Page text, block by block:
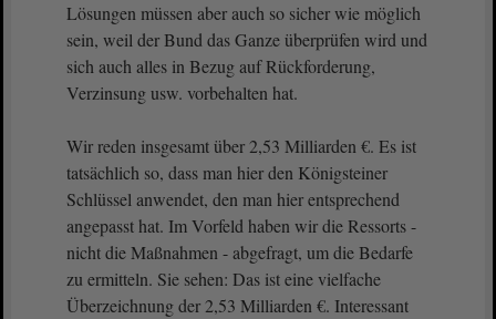
Lösungen müssen aber auch so sicher wie möglich
sein, weil der Bund das Ganze überprüfen wird und
sich auch alles in Bezug auf Rückforderung,
Verzinsung usw. vorbehalten hat.
Wir reden insgesamt über 2,53 Milliarden €. Es ist
tatsächlich so, dass man hier den Königsteiner
Schlüssel anwendet, den man hier entsprechend
angepasst hat. Im Vorfeld haben wir die Ressorts -
nicht die Maßnahmen - abgefragt, um die Bedarfe
zu ermitteln. Sie sehen: Das ist eine vielfache
Überzeichnung der 2,53 Milliarden €. Interessant